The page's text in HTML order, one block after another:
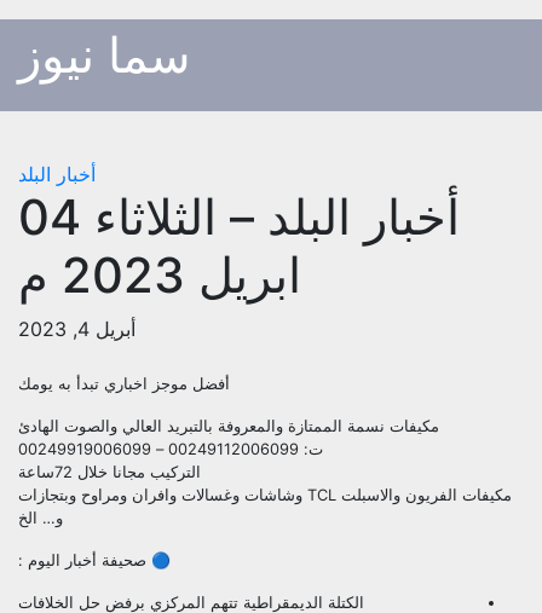
سما نيوز
أخبار البلد
أخبار البلد – الثلاثاء 04
ابريل 2023 م
أبريل 4, 2023
أفضل موجز اخباري تبدأ به يومك
مكيفات نسمة الممتازة والمعروفة بالتبريد العالي والصوت الهادئ
ت: 00249112006099 – 00249919006099
التركيب مجانا خلال 72ساعة
مكيفات الفريون والاسبلت TCL وشاشات وغسالات وافران ومراوح وبتجازات
و… الخ
🔵 صحيفة أخبار اليوم :
الكتلة الديمقراطية تتهم المركزي برفض حل الخلافات